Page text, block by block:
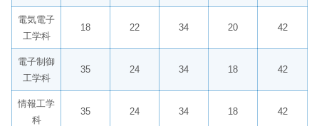
電気電子
工学科
18 22 34 20 42
電子制御
工学科
35 24 34 18 42
情報工学
科
35 24 34 18 42